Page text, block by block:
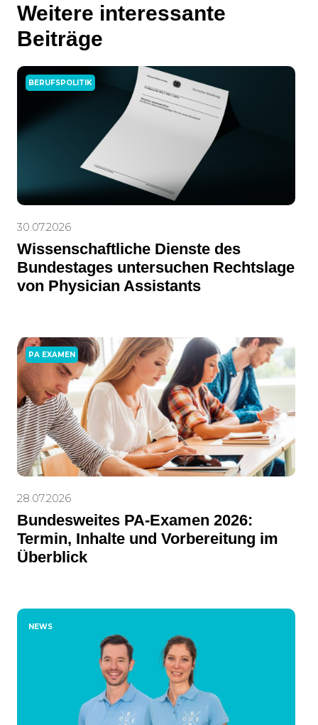
Weitere interessante
Beiträge
BERUFSPOLITIK
30.07.2026
Wissenschaftliche Dienste des
Bundestages untersuchen Rechtslage
von Physician Assistants
PA EXAMEN
28.07.2026
Bundesweites PA-Examen 2026:
Termin, Inhalte und Vorbereitung im
Überblick
NEWS